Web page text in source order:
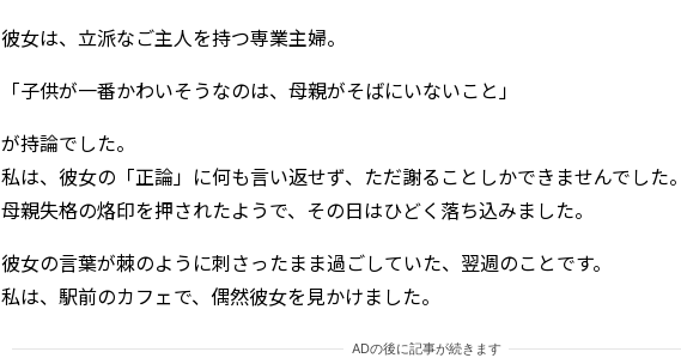
彼女は、立派なご主人を持つ専業主婦。
「子供が一番かわいそうなのは、母親がそばにいないこと」
が持論でした。
私は、彼女の「正論」に何も言い返せず、ただ謝ることしかできませんでした。
母親失格の烙印を押されたようで、その日はひどく落ち込みました。
彼女の言葉が棘のように刺さったまま過ごしていた、翌週のことです。
私は、駅前のカフェで、偶然彼女を見かけました。
ADの後に記事が続きます